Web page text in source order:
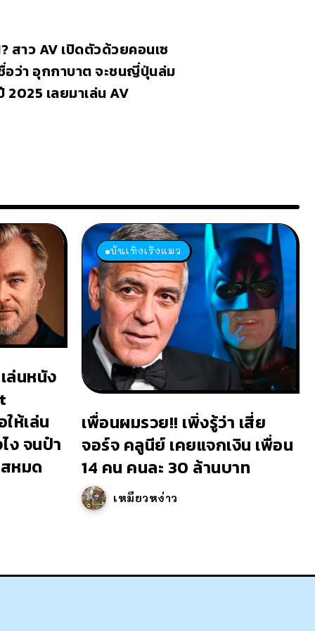
สาว AV เปิดตัวด้วยคอนเซ
อว่า อุกกาบาต จะชนญี่ปุ่นล่ม
2025 เลยมาเล่น AV
ล่นหนัง
ห้เล่น
ง จนป๋า
หมด
บันเทิงเริงแมว
เพื่อนผมรวย!! เพิ่งรู้ว่า เสี่ย
จอร์จ คลูนีย์ เคยแจกเงิน เพื่อน
14 คน คนละ 30 ล้านบาท
เหมียวหง่าว